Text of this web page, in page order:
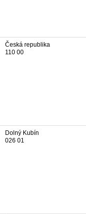
Česká republika
110 00
Dolný Kubín
026 01